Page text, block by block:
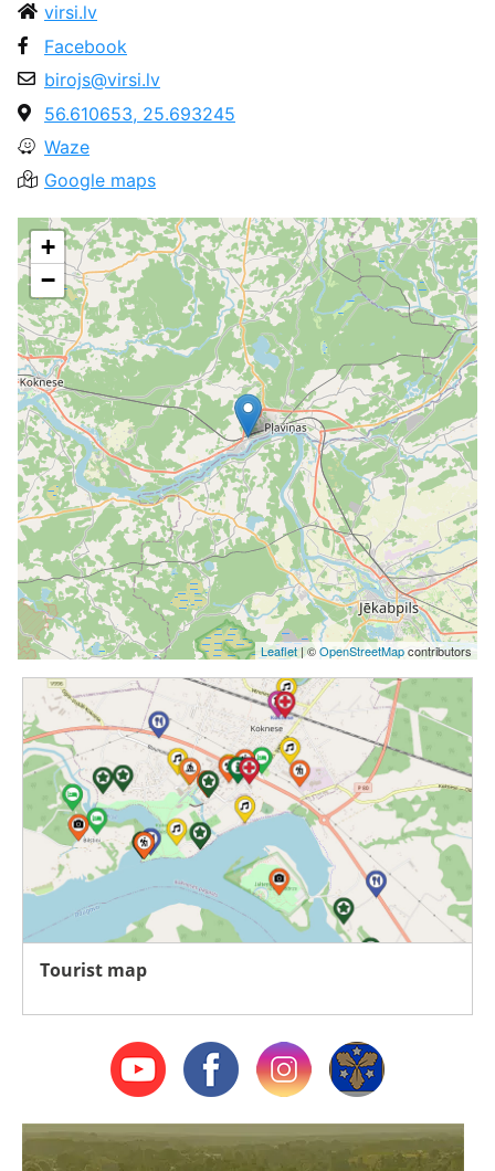
virsi.lv
Facebook
birojs@virsi.lv
56.610653, 25.693245
Waze
Google maps
+
−
Leaflet| ©OpenStreetMapcontributors
Tourist map